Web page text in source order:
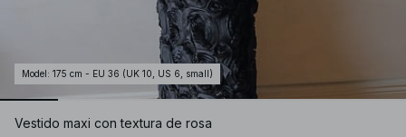
Model : 175 cm - EU 36 (UK 10, US 6, small)
Vestido maxi con textura de rosa